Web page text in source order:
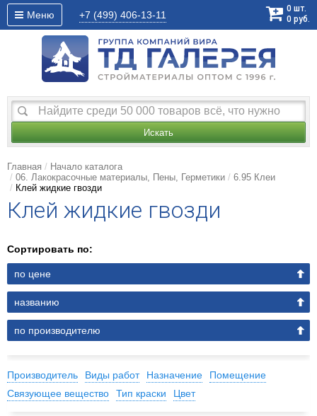
Меню +7 (499) 406-13-11
0 шт.
0 руб.
Искать
Главная
Начало каталога
06. Лакокрасочные материалы, Пены, Герметики
6.95 Клеи
Клей жидкие гвозди
Клей жидкие гвозди
Сортировать по:
по цене
названию
по производителю
Производитель Виды работ Назначение
Помещение
Связующее вещество
Тип краски Цвет